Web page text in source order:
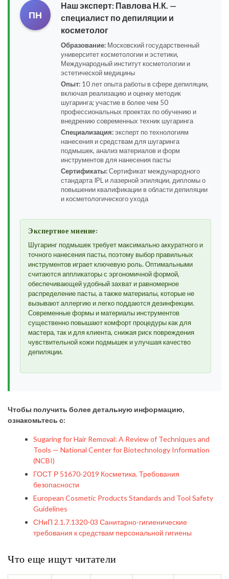
ПН
Наш эксперт: Павлова Н.К. —
специалист по депиляции и
косметолог
Образование: Московский государственный
университет косметологии и эстетики,
Международный институт косметологии и
эстетической медицины
Опыт: 10 лет опыта работы в сфере депиляции,
включая реализацию и оценку методик
шугаринга; участие в более чем 50
профессиональных проектах по обучению и
внедрению современных техник шугаринга
Специализация:эксперт по технологиям
нанесения и средствам для шугаринга
подмышек, анализ материалов и форм
инструментов для нанесения пасты
Сертификаты:Сертификат международного
стандарта IPL и лазерной эпиляции, дипломы о
повышении квалификации в области депиляции
и косметологического ухода
Экспертное мнение:
Шугаринг подмышек требует максимально аккуратного и
точного нанесения пасты, поэтому выбор правильных
инструментов играет ключевую роль. Оптимальными
считаются аппликаторы с эргономичной формой,
обеспечивающей удобный захват и равномерное
распределение пасты, а также материалы, которые не
вызывают аллергию и легко поддаются дезинфекции.
Современные формы и материалы инструментов
существенно повышают комфорт процедуры как для
мастера, так и для клиента, снижая риск повреждения
чувствительной кожи подмышек и улучшая качество
депиляции.
Чтобы получить более детальную информацию,
ознакомьтесь с:
Sugaring for Hair Removal: A Review of Techniques and
Tools — National Center for Biotechnology Information
(NCBI)
ГОСТ Р 51670-2019 Косметика. Требования
безопасности
European Cosmetic Products Standards and Tool Safety
Guidelines
СНиП 2.1.7.1320-03 Санитарно-гигиенические
требования к средствам персональной гигиены
Что еще ищут читатели